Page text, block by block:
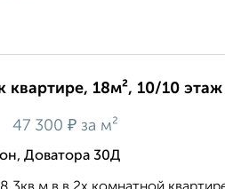
квартире, 18м², 10/10 этаж
47 300 ₽ за м²
Доватора 30Д